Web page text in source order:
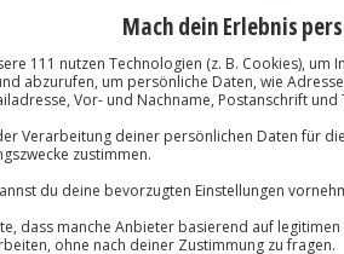
übertragbar. Details